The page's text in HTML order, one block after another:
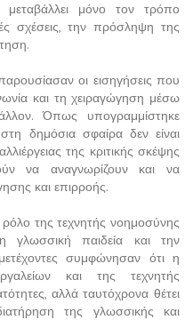
μεταβάλλει μόνο τον τρόπο
σχέσεις, την πρόσληψη της
οι εισηγήσεις που
και τη χειραγώγηση μέσω
Όπως υπογραμμίστηκε
στη δημόσια σφαίρα δεν είναι
της κριτικής σκέψης
να αναγνωρίζουν και να
και επιρροής.
της τεχνητής νοημοσύνης
γλωσσική παιδεία και την
συμφώνησαν ότι η
και της τεχνητής
αλλά ταυτόχρονα θέτει
της γλωσσικής και